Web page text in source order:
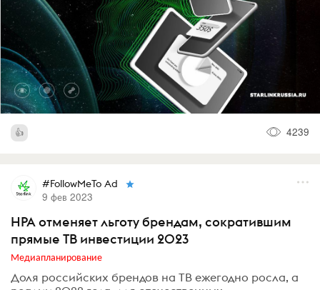
4239
#FollowMeTo Ad
9 фев 2023
НРА отменяет льготу брендам, сократившим
прямые ТВ инвестиции 2023
Медиапланирование
Доля российских брендов на ТВ ежегодно росла, а